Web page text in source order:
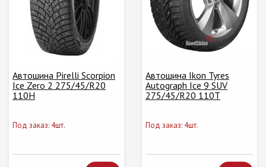
Автошина Pirelli Scorpion
Ice Zero 2 275/45/R20
110H
Под заказ: 4шт.
Автошина Ikon Tyres
Autograph Ice 9 SUV
275/45/R20 110T
Под заказ: 4шт.